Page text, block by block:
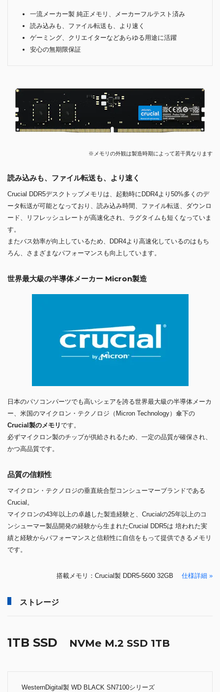
一流メーカー製 純正メモリ、メーカーフルテスト済み
読み込みも、ファイル転送も、より速く
ゲーミング、クリエイターなどあらゆる用途に活躍
安心の無期限保証
※メモリの外観は製造時期によって若干異なります
読み込みも、ファイル転送も、より速く
Crucial DDR5デスクトップメモリは、起動時にDDR4より50%多くのデ
ータ転送が可能となっており、読み込み時間、ファイル転送、ダウンロ
ード、リフレッシュレートが高速化され、ラグタイムも短くなっていま
す。
またバス効率が向上しているため、DDR4より高速化しているのはもち
ろん、さまざまなパフォーマンスも向上しています。
世界最大級の半導体メーカー Micron製造
日本のパソコンパーツでも高いシェアを誇る世界最大級の半導体メーカ
ー、米国のマイクロン・テクノロジ（Micron Technology）傘下の
Crucial製のメモリです。
必ずマイクロン製のチップが供給されるため、一定の品質が確保され、
かつ高品質です。
品質の信頼性
マイクロン・テクノロジの垂直統合型コンシューマーブランドである
Crucial。
マイクロンの43年以上の卓越した製造経験と、Crucialの25年以上のコ
ンシューマー製品開発の経験から生まれたCrucial DDR5は 培われた実
績と経験からパフォーマンスと信頼性に自信をもって提供できるメモリ
です。
搭載メモリ：Crucial製 DDR5-5600 32GB 仕様詳細 »
ストレージ
1TB SSD NVMe M.2 SSD 1TB
WesternDigital製 WD BLACK SN7100シリーズ